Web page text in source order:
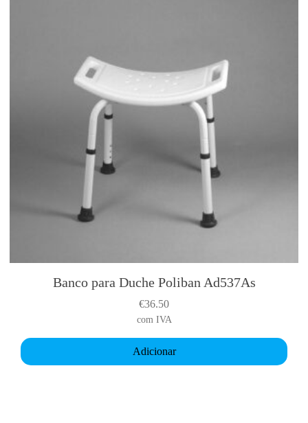
Banco para Duche Poliban Ad537As
€36.50
com IVA
Adicionar